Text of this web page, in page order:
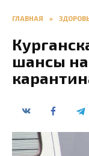
ГЛАВНАЯ »
шансы